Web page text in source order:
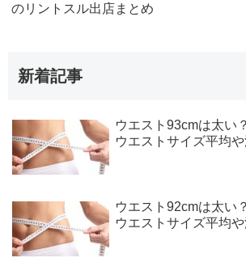
のリントスル出店まとめ
新着記事
ウエスト93cmは太い
ウエストサイズ平均
ウエスト92cmは太い
ウエストサイズ平均